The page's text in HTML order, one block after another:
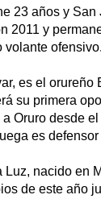
23 años y
2011 y
volante ofensivo.
es el
su primera
Oruro desde
es
Luz, nacido en
de este año